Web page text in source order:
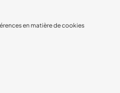
en matière de cookies